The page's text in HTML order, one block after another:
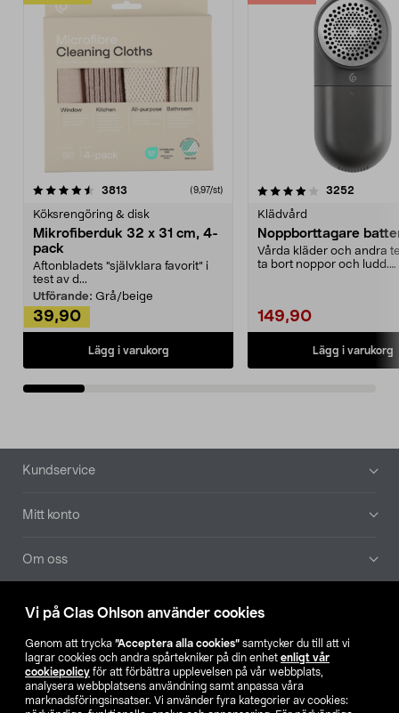
Vi på Clas Ohlson använder cookies
Genom att trycka ”Acceptera alla cookies” samtycker du till att vi
lagrar cookies och andra spårtekniker på din enhet enligt vår
cookiepolicy för att förbättra upplevelsen på vår webbplats,
analysera webbplatsens användning samt anpassa våra
marknadsföringsinsatser. Vi använder fyra kategorier av cookies:
3813 (9,97/st)
Köksrengöring & disk
Mikrofiberduk 32 x 31 cm, 4-
pack
Aftonbladets "självklara favorit” i
test av d...
Utförande: Grå/beige
39,90
Lägg i varukorg
4.0av 5 stjärnor 3252
Klädvård
Noppborttagare
Vårda kläder och andra
ta bort noppor och ludd.
149,90
Lägg i varukorg
4.5av 5 stjärnor
Sidfot
Kundservice
Mitt konto
Om oss
Aktuellt
Våra bolag
Hitta butik